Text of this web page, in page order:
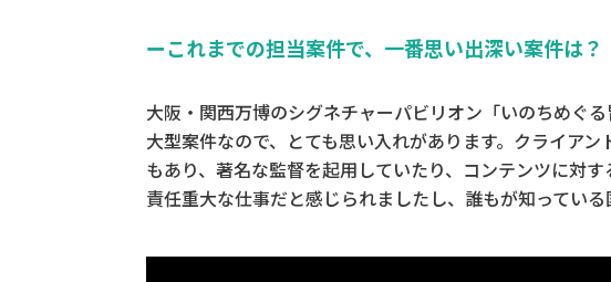
ーこれまでの担当案件で、一番思い出深い案件は？
大阪・関西万博のシグネチャーパビリオン「いのちめぐ
大型案件なので、とても思い入れがあります。クライア
もあり、著名な監督を起用していたり、コンテンツに対
責任重大な仕事だと感じられましたし、誰もが知ってい